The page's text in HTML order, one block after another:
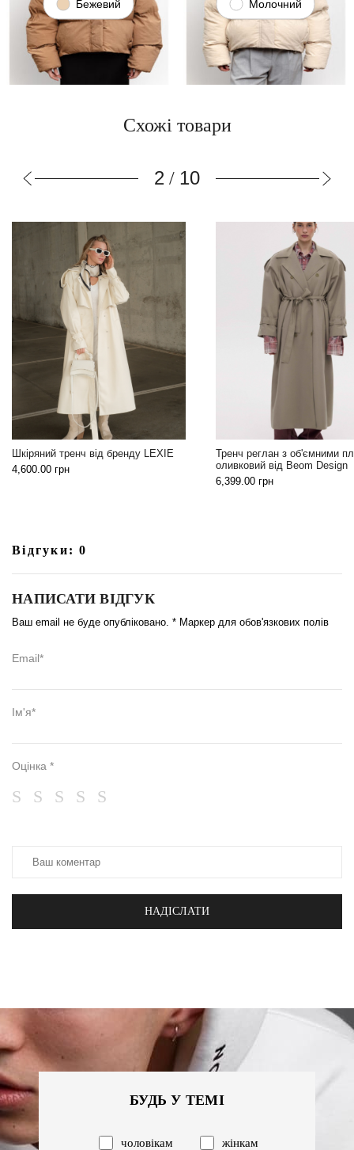
Бежевий Молочний
Схожі товари
3 / 10
Тренч реглан з об'ємними плечима
оливковий від Beom Design
бренду LEXIE
2,199.00грн
Відгуки: 0
НАПИСАТИ ВІДГУК
Ваш email не буде опубліковано. * Маркер для обов'язкових полів
Email*
Ім'я*
Оцінка *
НАДІСЛАТИ
БУДЬ У ТЕМІ
чоловікам жінкам